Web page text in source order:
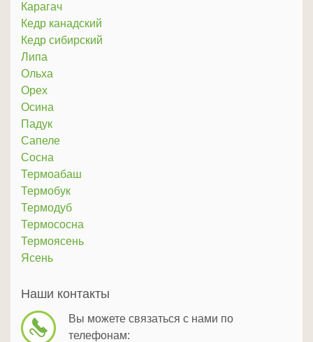
Карагач
Кедр канадский
Кедр сибирский
Липа
Ольха
Орех
Осина
Падук
Сапеле
Сосна
Термоабаш
Термобук
Термодуб
Термососна
Термоясень
Ясень
Наши контакты
Вы можете связаться с нами по
телефонам: